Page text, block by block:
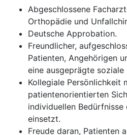
Abgeschlossene
Orthopädie und
Deutsche Approbation.
Freundlicher,
Patienten, Angehörigen
eine ausgeprägte soziale
Kollegiale Persönlichkeit
patientenorientierten
individuellen Bedürfnisse
einsetzt.
Freude daran, Patienten